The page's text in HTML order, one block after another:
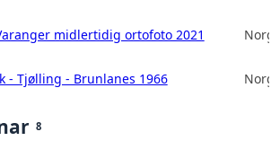
midlertidig ortofoto 2021
- Tjølling - Brunlanes 1966
8